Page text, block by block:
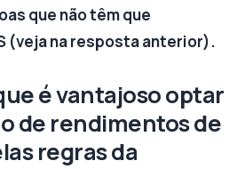
que não têm que
(veja na resposta anterior).
é vantajoso optar
de rendimentos de
regras da